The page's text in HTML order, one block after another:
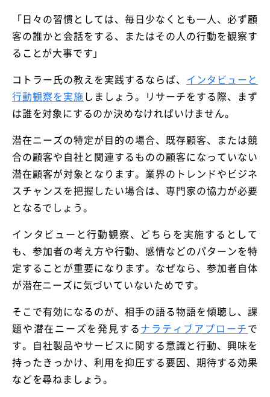
「日々の習慣としては、毎日少なくとも一人、必ず顧
客の誰かと会話をする、またはその人の行動を観察す
ることが大事です」
コトラー氏の教えを実践するならば、 インタビューと
行動観察を実施しましょう。リサーチをする際、まず
は誰を対象にするのか決めなければいけません。
潜在ニーズの特定が目的の場合、既存顧客、または競
合の顧客や自社と関連するものの顧客になっていない
潜在顧客が対象となります。業界のトレンドやビジネ
スチャンスを把握したい場合は、専門家の協力が必要
となるでしょう。
インタビューと行動観察、どちらを実施するとして
も、参加者の考え方や行動、感情などのパターンを特
定することが重要になります。なぜなら、参加者自体
が潜在ニーズに気づいていないためです。
そこで有効になるのが、相手の語る物語を傾聴し、課
題や潜在ニーズを発見するナラティブアプローチで
す。自社製品やサービスに関する意識と行動、興味を
持ったきっかけ、利用を抑圧する要因、期待する効果
などを尋ねましょう。